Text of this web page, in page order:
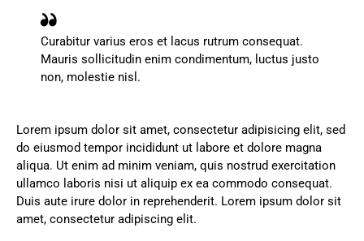
Curabitur varius eros et lacus rutrum consequat.
Mauris sollicitudin enim condimentum, luctus justo
non, molestie nisl.
Lorem ipsum dolor sit amet, consectetur adipisicing elit, sed
do eiusmod tempor incididunt ut labore et dolore magna
aliqua. Ut enim ad minim veniam, quis nostrud exercitation
ullamco laboris nisi ut aliquip ex ea commodo consequat.
Duis aute irure dolor in reprehenderit. Lorem ipsum dolor sit
amet, consectetur adipiscing elit.